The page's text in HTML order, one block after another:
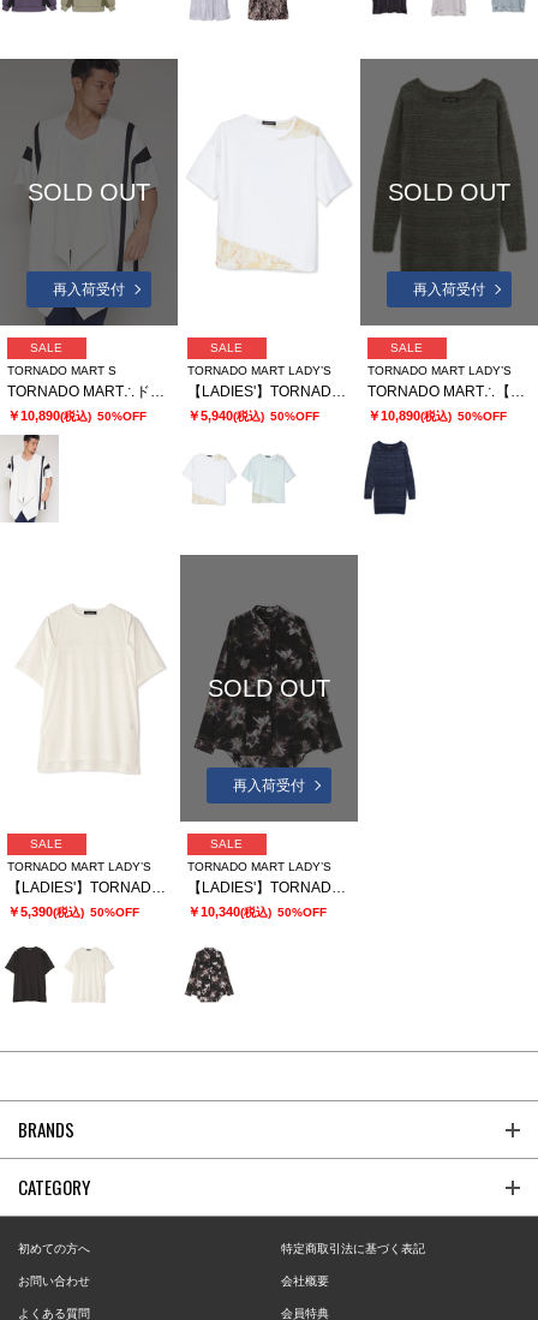
SOLD OUT
再入荷受付
SALE
TORNADO MART S
￥10,890(税込) 50%OFF
SALE
TORNADO MART LADY’S
￥5,940(税込) 50%OFF
SOLD OUT
再入荷受付
SALE
TORNADO MART LADY’S
￥10,890(税込) 50%OFF
SALE
TORNADO MART LADY’S
【LADIES'】TORNADO MART∴スリットオーバーカットソー
￥5,390(税込) 50%OFF
SOLD OUT
再入荷受付
SALE
TORNADO MART LADY’S
【LADIES'】TORNADO MART∴APERTAプリントオーバーブラウス
￥10,340(税込) 50%OFF
BRANDS
CATEGORY
初めての方へ 特定商取引法に基づく表記
お問い合わせ 会社概要
よくある質問 会員特典